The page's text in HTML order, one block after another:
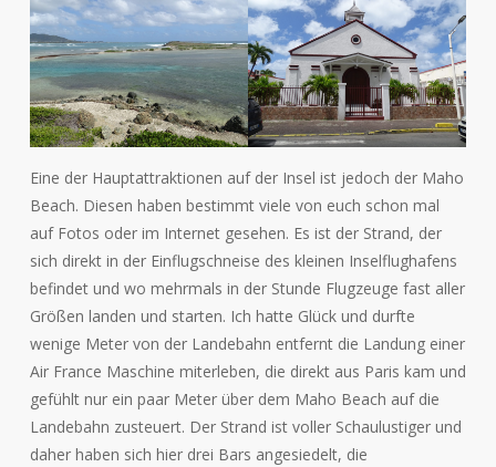
Eine der Hauptattraktionen auf der Insel ist jedoch der Maho
Beach. Diesen haben bestimmt viele von euch schon mal
auf Fotos oder im Internet gesehen. Es ist der Strand, der
sich direkt in der Einflugschneise des kleinen Inselflughafens
befindet und wo mehrmals in der Stunde Flugzeuge fast aller
Größen landen und starten. Ich hatte Glück und durfte
wenige Meter von der Landebahn entfernt die Landung einer
Air France Maschine miterleben, die direkt aus Paris kam und
gefühlt nur ein paar Meter über dem Maho Beach auf die
Landebahn zusteuert. Der Strand ist voller Schaulustiger und
daher haben sich hier drei Bars angesiedelt, die